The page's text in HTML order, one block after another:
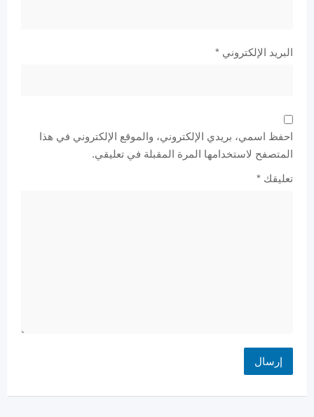
البريد الإلكتروني *
احفظ اسمي، بريدي الإلكتروني، والموقع الإلكتروني في هذا
المتصفح لاستخدامها المرة المقبلة في تعليقي.
تعليقك *